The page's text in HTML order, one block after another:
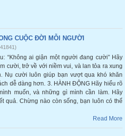
CUỘC ĐỜI MỖI NGƯỜI
“Không ai giận một người đang cười” Hãy
cười, trở về với niềm vui, và lan tỏa ra xung
Nụ cười luôn giúp bạn vượt qua khó khăn
dễ dàng hơn. 3. HÀNH ĐỘNG Hãy hiểu rõ
muốn, và những gì mình cần làm. Hãy
quả. Chừng nào còn sống, bạn luôn có thể
Read More